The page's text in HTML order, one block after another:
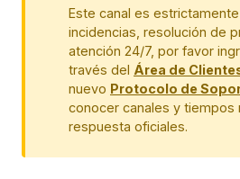
Este canal es
incidencias, resolución de
atención 24/7, por favor
través del Área de
nuevo Protocolo de
conocer canales y tiempos
respuesta oficiales.